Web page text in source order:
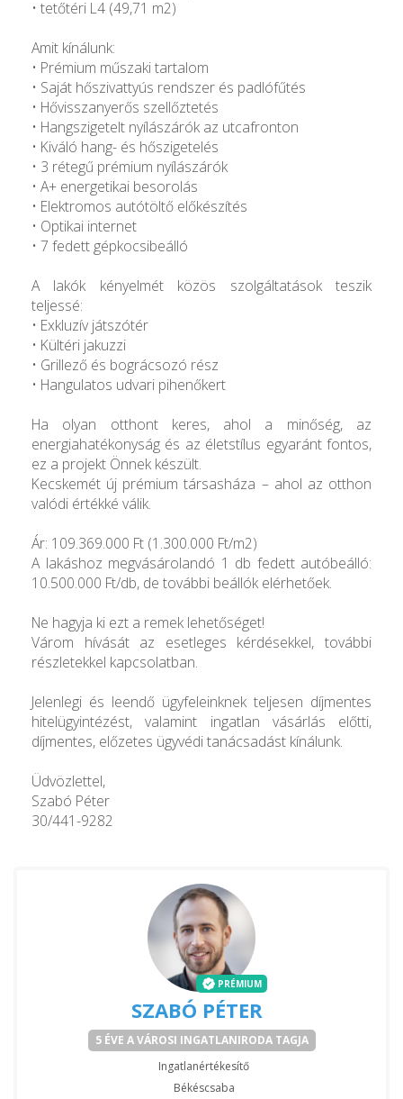
• tetőtéri L4 (49,71 m2)
Amit kínálunk:
• Prémium műszaki tartalom
• Saját hőszivattyús rendszer és padlófűtés
• Hővisszanyerős szellőztetés
• Hangszigetelt nyílászárók az utcafronton
• Kiváló hang- és hőszigetelés
• 3 rétegű prémium nyílászárók
• A+ energetikai besorolás
• Elektromos autótöltő előkészítés
• Optikai internet
• 7 fedett gépkocsibeálló
A lakók kényelmét közös szolgáltatások teszik
teljessé:
• Exkluzív játszótér
• Kültéri jakuzzi
• Grillező és bográcsozó rész
• Hangulatos udvari pihenőkert
Ha olyan otthont keres, ahol a minőség, az
energiahatékonyság és az életstílus egyaránt fontos,
ez a projekt Önnek készült.
Kecskemét új prémium társasháza – ahol az otthon
valódi értékké válik.
Ár: 109.369.000 Ft (1.300.000 Ft/m2)
A lakáshoz megvásárolandó 1 db fedett autóbeálló:
10.500.000 Ft/db, de további beállók elérhetőek.
Ne hagyja ki ezt a remek lehetőséget!
Várom hívását az esetleges kérdésekkel, további
részletekkel kapcsolatban.
Jelenlegi és leendő ügyfeleinknek teljesen díjmentes
hitelügyintézést, valamint ingatlan vásárlás előtti,
díjmentes, előzetes ügyvédi tanácsadást kínálunk.
Üdvözlettel,
Szabó Péter
30/441-9282
PRÉMIUM
SZABÓ PÉTER
5 ÉVE A VÁROSI INGATLANIRODA TAGJA
Ingatlanértékesítő
Békéscsaba